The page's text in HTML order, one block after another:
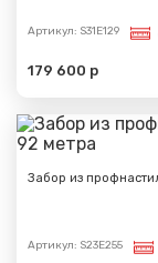
Артикул: S31E129
179 600 р
Забор из
Артикул: S23E255